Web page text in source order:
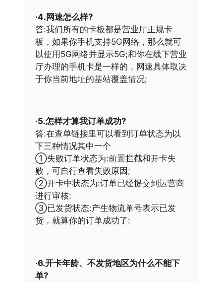
·4.网速怎么样?
答:我们所有的卡板都是营业厅正规卡
板，如果你手机支持5G网络，那么就可
以使用5G网络并显示5G;和你在线下营业
厅办理的手机卡是一样的，网速具体取决
于你当前地址的基站覆盖情况;
·5.怎样才算我订单成功?
答:在查单链接里可以看到订单状态为以
下三种情况其中一个
①失败订单状态为:前置拦截和开卡失
败，可自行查看失败原因;
②开卡中状态为:订单已经提交到运营商
进行审核:
③已发货状态:产生物流单号表示已发
货，就算你的订单成功了:
·6.开卡年龄、不发货地区为什么不能下
单?